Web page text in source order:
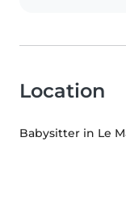
Location
Babysitter in Le